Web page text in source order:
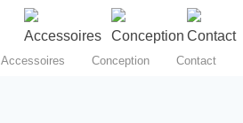
Accessoires Conception Contact